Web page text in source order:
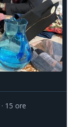
15 ore